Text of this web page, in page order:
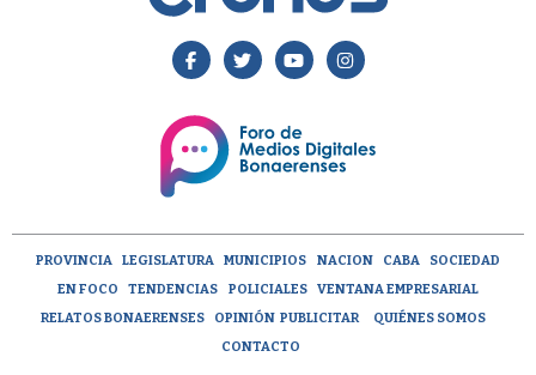
PROVINCIA LEGISLATURA MUNICIPIOS NACION CABA
SOCIEDAD
EN FOCO
TENDENCIAS POLICIALES
VENTANA EMPRESARIAL
RELATOS BONAERENSES
OPINIÓN PUBLICITAR
QUIÉNES SOMOS
CONTACTO